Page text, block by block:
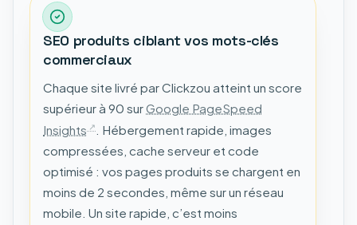
SEO produits ciblant vos mots-clés
commerciaux
Chaque site livré par Clickzou atteint un score
supérieur à 90 surGoogle PageSpeed
Insights
. Hébergement rapide, images
compressées, cache serveur et code
optimisé : vos pages produits se chargent en
moins de 2 secondes, même sur un réseau
mobile. Un site rapide, c’est moins